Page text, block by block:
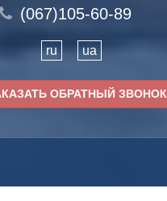
(067)105-60-89
ru ua
ОБРАТНЫЙ ЗВОНОК